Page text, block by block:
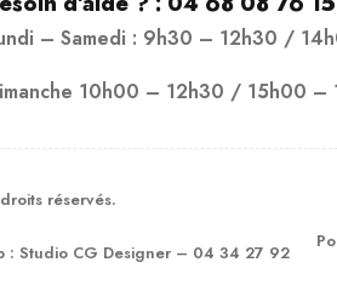
– Samedi : 9h30 – 12h30 /
10h00 – 12h30 / 15h00 –
réservés.
: Studio CG Designer – 04 34 27 92